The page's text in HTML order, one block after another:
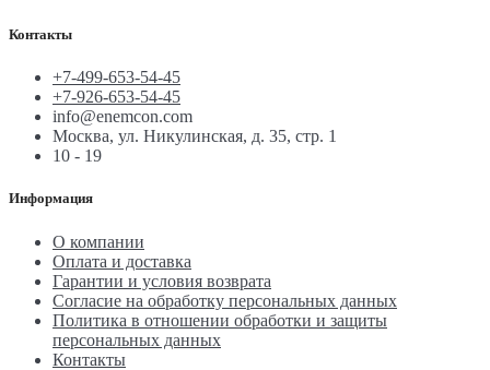
Контакты
+7-499-653-54-45
+7-926-653-54-45
info@enemcon.com
Москва, ул. Никулинская, д. 35, стр. 1
10 - 19
Информация
О компании
Оплата и доставка
Гарантии и условия возврата
Согласие на обработку персональных данных
Политика в отношении обработки и защиты
персональных данных
Контакты